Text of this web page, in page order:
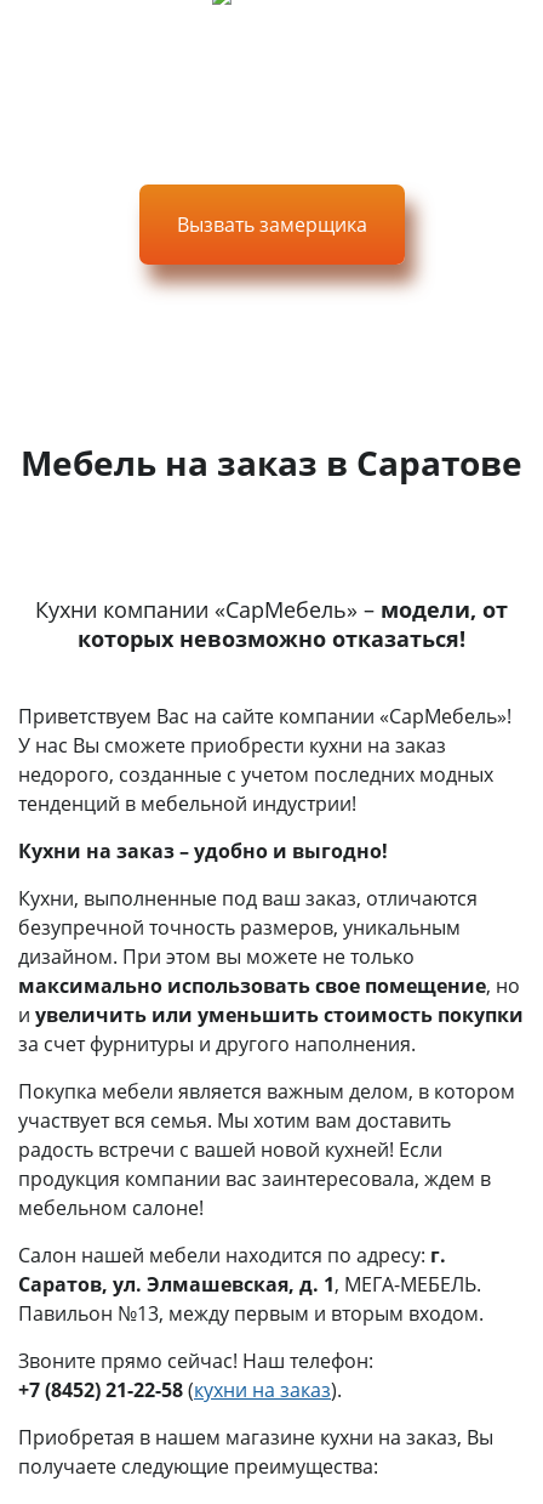
Вызвать замерщика
Мебель на заказ в Саратове
Кухни компании «СарМебель» – модели, от
которых невозможно отказаться!
Приветствуем Вас на сайте компании «СарМебель»!
У нас Вы сможете приобрести кухни на заказ
недорого, созданные с учетом последних модных
тенденций в мебельной индустрии!
Кухни на заказ – удобно и выгодно!
Кухни, выполненные под ваш заказ, отличаются
безупречной точность размеров, уникальным
дизайном. При этом вы можете не только
максимально использовать свое помещение, но
и увеличить или уменьшить стоимость покупки
за счет фурнитуры и другого наполнения.
Покупка мебели является важным делом, в котором
участвует вся семья. Мы хотим вам доставить
радость встречи с вашей новой кухней! Если
продукция компании вас заинтересовала, ждем в
мебельном салоне!
Салон нашей мебели находится по адресу: г.
Саратов, ул. Элмашевская, д. 1, МЕГА-МЕБЕЛЬ.
Павильон №13, между первым и вторым входом.
Звоните прямо сейчас! Наш телефон:
+7 (8452) 21-22-58(кухни на заказ).
Приобретая в нашем магазине кухни на заказ, Вы
получаете следующие преимущества: